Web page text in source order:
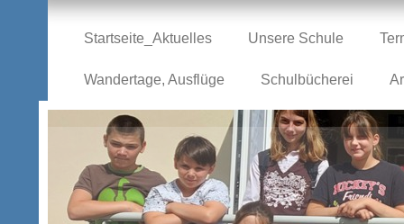
Startseite_Aktuelles Unsere Schule
Wandertage, Ausflüge Schulbücherei